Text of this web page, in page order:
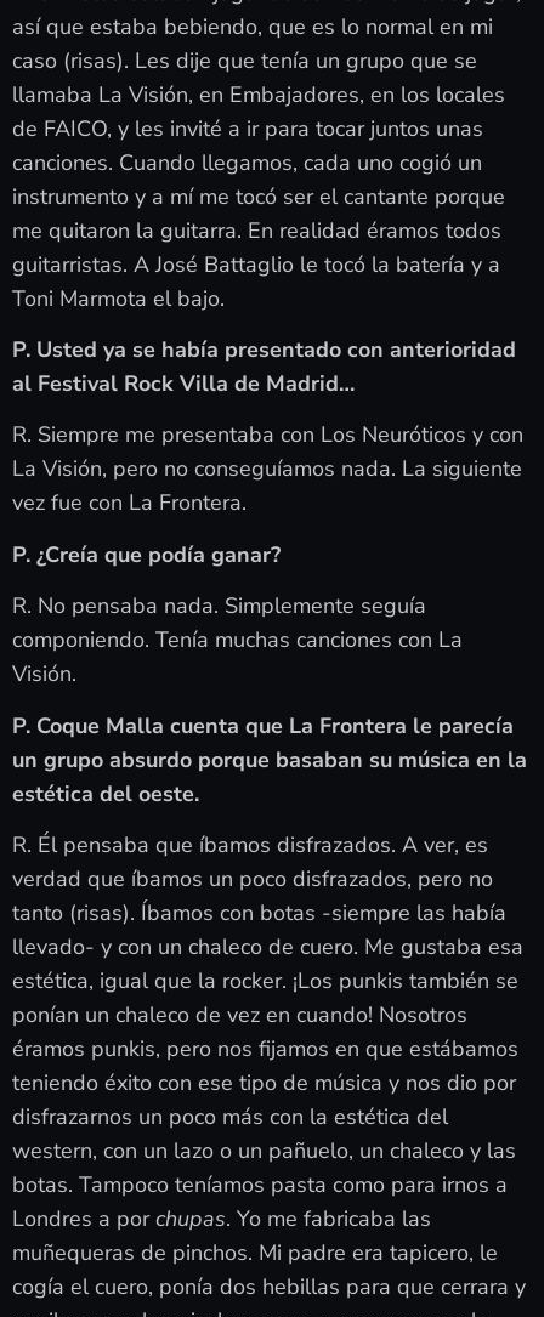
así que estaba bebiendo, que es lo normal en mi
caso (risas). Les dije que tenía un grupo que se
llamaba La Visión, en Embajadores, en los locales
de FAICO, y les invité a ir para tocar juntos unas
canciones. Cuando llegamos, cada uno cogió un
instrumento y a mí me tocó ser el cantante porque
me quitaron la guitarra. En realidad éramos todos
guitarristas. A José Battaglio le tocó la batería y a
Toni Marmota el bajo.
P. Usted ya se había presentado con anterioridad
al Festival Rock Villa de Madrid…
R. Siempre me presentaba con Los Neuróticos y con
La Visión, pero no conseguíamos nada. La siguiente
vez fue con La Frontera.
P. ¿Creía que podía ganar?
R. No pensaba nada. Simplemente seguía
componiendo. Tenía muchas canciones con La
Visión.
P. Coque Malla cuenta que La Frontera le parecía
un grupo absurdo porque basaban su música en la
estética del oeste.
R. Él pensaba que íbamos disfrazados. A ver, es
verdad que íbamos un poco disfrazados, pero no
tanto (risas). Íbamos con botas -siempre las había
llevado- y con un chaleco de cuero. Me gustaba esa
estética, igual que la rocker. ¡Los punkis también se
ponían un chaleco de vez en cuando! Nosotros
éramos punkis, pero nos fijamos en que estábamos
teniendo éxito con ese tipo de música y nos dio por
disfrazarnos un poco más con la estética del
western, con un lazo o un pañuelo, un chaleco y las
botas. Tampoco teníamos pasta como para irnos a
Londres a porchupas. Yo me fabricaba las
muñequeras de pinchos. Mi padre era tapicero, le
cogía el cuero, ponía dos hebillas para que cerrara y